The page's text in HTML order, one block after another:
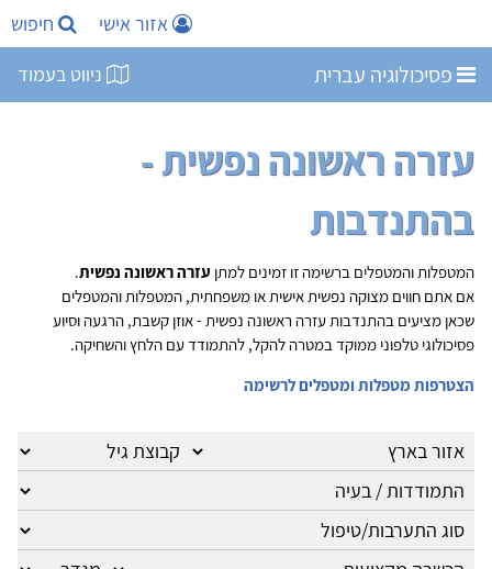
אזור אישי חיפוש
פסיכולוגיה עברית ניווט בעמוד
עזרה ראשונה נפשית -
בהתנדבות
המטפלות והמטפלים ברשימה זו זמינים למתן עזרה ראשונה נפשית.
אם אתם חווים מצוקה נפשית אישית או משפחתית, המטפלות והמטפלים
שכאן מציעים בהתנדבות עזרה ראשונה נפשית - אוזן קשבת, הרגעה וסיוע
פסיכולוגי טלפוני ממוקד במטרה להקל, להתמודד עם הלחץ והשחיקה.
הצטרפות מטפלות ומטפלים לרשימה